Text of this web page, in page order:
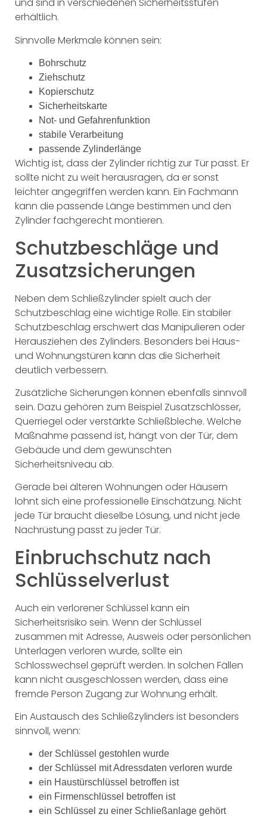
und sind in verschiedenen Sicherheitsstufen
erhältlich.
Sinnvolle Merkmale können sein:
Bohrschutz
Ziehschutz
Kopierschutz
Sicherheitskarte
Not- und Gefahrenfunktion
stabile Verarbeitung
passende Zylinderlänge
Wichtig ist, dass der Zylinder richtig zur Tür passt. Er
sollte nicht zu weit herausragen, da er sonst
leichter angegriffen werden kann. Ein Fachmann
kann die passende Länge bestimmen und den
Zylinder fachgerecht montieren.
Schutzbeschläge und
Zusatzsicherungen
Neben dem Schließzylinder spielt auch der
Schutzbeschlag eine wichtige Rolle. Ein stabiler
Schutzbeschlag erschwert das Manipulieren oder
Herausziehen des Zylinders. Besonders bei Haus-
und Wohnungstüren kann das die Sicherheit
deutlich verbessern.
Zusätzliche Sicherungen können ebenfalls sinnvoll
sein. Dazu gehören zum Beispiel Zusatzschlösser,
Querriegel oder verstärkte Schließbleche. Welche
Maßnahme passend ist, hängt von der Tür, dem
Gebäude und dem gewünschten
Sicherheitsniveau ab.
Gerade bei älteren Wohnungen oder Häusern
lohnt sich eine professionelle Einschätzung. Nicht
jede Tür braucht dieselbe Lösung, und nicht jede
Nachrüstung passt zu jeder Tür.
Einbruchschutz nach
Schlüsselverlust
Auch ein verlorener Schlüssel kann ein
Sicherheitsrisiko sein. Wenn der Schlüssel
zusammen mit Adresse, Ausweis oder persönlichen
Unterlagen verloren wurde, sollte ein
Schlosswechsel geprüft werden. In solchen Fällen
kann nicht ausgeschlossen werden, dass eine
fremde Person Zugang zur Wohnung erhält.
Ein Austausch des Schließzylinders ist besonders
sinnvoll, wenn:
der Schlüssel gestohlen wurde
der Schlüssel mit Adressdaten verloren wurde
ein Haustürschlüssel betroffen ist
ein Firmenschlüssel betroffen ist
ein Schlüssel zu einer Schließanlage gehört